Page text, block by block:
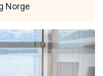
Norge